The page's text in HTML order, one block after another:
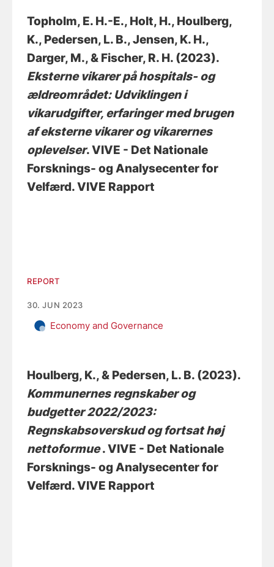
Topholm, E. H.-E., Holt, H., Houlberg,
K., Pedersen, L. B., Jensen, K. H.,
Darger, M., & Fischer, R. H. (2023).
Eksterne vikarer på hospitals- og
ældreområdet: Udviklingen i
vikarudgifter, erfaringer med brugen
af eksterne vikarer og vikarernes
oplevelser. VIVE - Det Nationale
Forsknings- og Analysecenter for
Velfærd. VIVE Rapport
REPORT
30. JUN 2023
Economy and Governance
Houlberg, K., & Pedersen, L. B. (2023).
Kommunernes regnskaber og
budgetter 2022/2023:
Regnskabsoverskud og fortsat høj
nettoformue. VIVE - Det Nationale
Forsknings- og Analysecenter for
Velfærd. VIVE Rapport